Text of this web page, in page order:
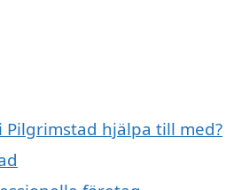
hjälpa till med?